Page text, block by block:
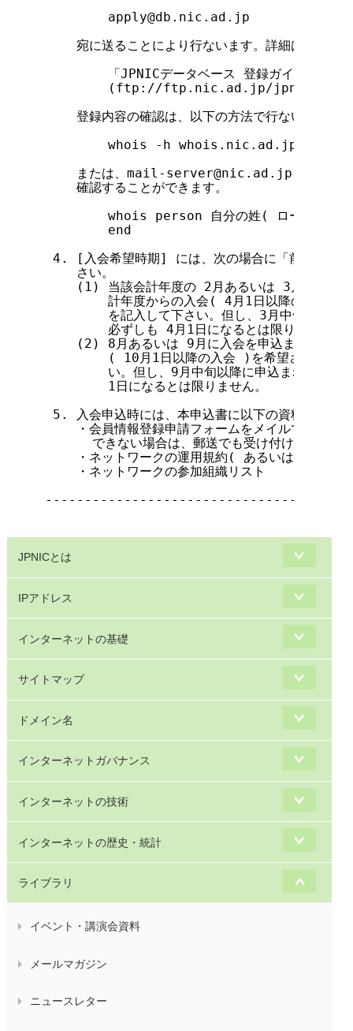
        apply@db.nic.ad.jp
宛に送ることにより行ないます。詳細は次のド
「JPNICデータベース 登録ガイド (一般
(ftp://ftp.nic.ad.jp/jpnic/
    登録内容の確認は、以下の方法で行ないます。
whois -h whois.nic.ad.jp 'person
または、mail-server@nic.ad.jp 宛に次の
    確認することができます。
whois person 自分の姓( ローマ字で
        end
4. [入会希望時期] には、次の場合に「前期」ある
    さい。
(1) 当該会計年度の 2月あるいは 3月に入会
計年度からの入会( 4月1日以降の入会 )
を記入して下さい。但し、3月中旬以降に
        必ずしも 4月1日になるとは限りません。
(2) 8月あるいは 9月に入会を申込まれる場合
( 10月1日以降の入会 )を希望される場合
い。但し、9月中旬以降に申込まれた場合
        1日になるとは限りません。
5. 入会申込時には、本申込書に以下の資料を添え
・会員情報登録申請フォームをメイルで提出し
できない場合は、郵送でも受け付けておりま
・ネットワークの運用規約( あるいは、それと
    ・ネットワークの参加組織リスト
JPNICとは
IPアドレス
インターネットの基礎
サイトマップ
ドメイン名
インターネットガバナンス
インターネットの技術
インターネットの歴史・統計
ライブラリ
イベント・講演会資料
メールマガジン
ニュースレター